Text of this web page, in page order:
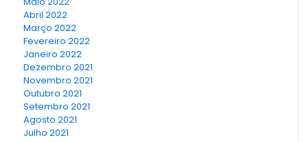
Abril 2022
Março 2022
Fevereiro 2022
Janeiro 2022
Dezembro 2021
Novembro 2021
Outubro 2021
Setembro 2021
Agosto 2021
Julho 2021